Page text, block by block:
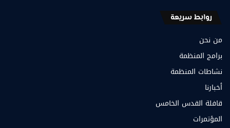
روابط سريعة
من نحن
برامج المنظمة
نشاطات المنظمة
أخبارنا
قافلة القدس الخامس
المؤتمرات